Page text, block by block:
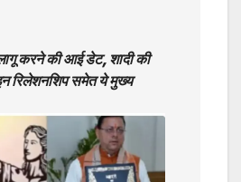
l
s
e
er
e
करने की आई डेट, शादी की
रिलेशनशिप समेत ये मुख्य